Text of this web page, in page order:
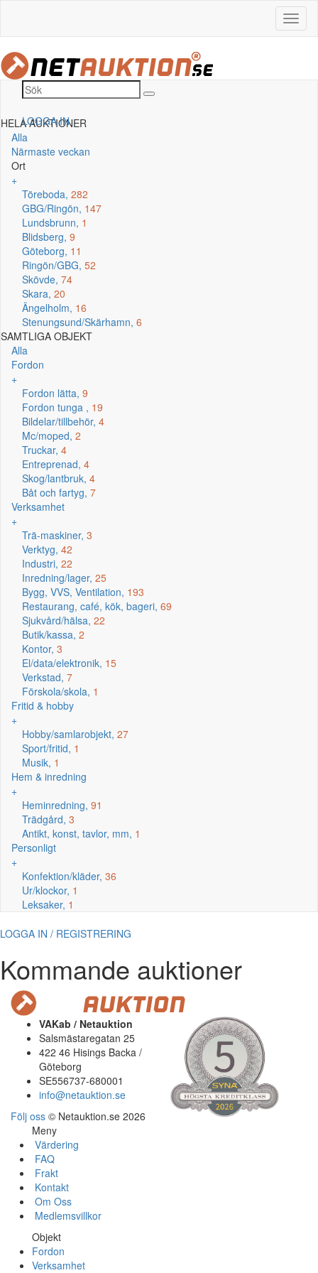
LOGGA IN
HELA AUKTIONER
Alla
Närmaste veckan
Ort
+
Töreboda, 282
GBG/Ringön, 147
Lundsbrunn, 1
Blidsberg, 9
Göteborg, 11
Ringön/GBG, 52
Skövde, 74
Skara, 20
Ängelholm, 16
Stenungsund/Skärhamn, 6
SAMTLIGA OBJEKT
Alla
Fordon
+
Fordon lätta, 9
Fordon tunga , 19
Bildelar/tillbehör, 4
Mc/moped, 2
Truckar, 4
Entreprenad, 4
Skog/lantbruk, 4
Båt och fartyg, 7
Verksamhet
+
Trä-maskiner, 3
Verktyg, 42
Industri, 22
Inredning/lager, 25
Bygg, VVS, Ventilation, 193
Restaurang, café, kök, bageri, 69
Sjukvård/hälsa, 22
Butik/kassa, 2
Kontor, 3
El/data/elektronik, 15
Verkstad, 7
Förskola/skola, 1
Fritid & hobby
+
Hobby/samlarobjekt, 27
Sport/fritid, 1
Musik, 1
Hem & inredning
+
Heminredning, 91
Trädgård, 3
Antikt, konst, tavlor, mm, 1
Personligt
+
Konfektion/kläder, 36
Ur/klockor, 1
Leksaker, 1
LOGGA IN / REGISTRERING
Kommande auktioner
VAKab / Netauktion
Salsmästaregatan 25
422 46 Hisings Backa /
Göteborg
SE556737-680001
info@netauktion.se
Följ oss © Netauktion.se 2026
Meny
Värdering
FAQ
Frakt
Kontakt
Om Oss
Medlemsvillkor
Objekt
Fordon
Verksamhet